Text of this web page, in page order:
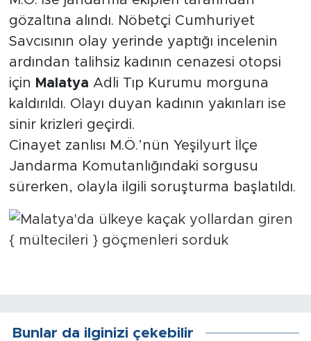
gözaltına alındı. Nöbetçi Cumhuriyet
Savcısının olay yerinde yaptığı incelenin
ardından talihsiz kadının cenazesi otopsi
için Malatya Adli Tıp Kurumu morguna
kaldırıldı. Olayı duyan kadının yakınları ise
sinir krizleri geçirdi.
Cinayet zanlısı M.Ö.’nün Yeşilyurt İlçe
Jandarma Komutanlığındaki sorgusu
sürerken, olayla ilgili soruşturma başlatıldı.
Bunlar da ilginizi çekebilir
Darende
Doğanşehir
Hekimhan
Kale
Pütürge
Magazin
Sinema
Adıyaman